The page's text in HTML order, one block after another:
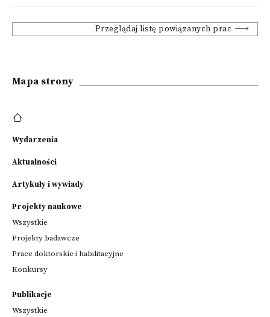
Przeglądaj listę powiązanych prac
Mapa strony
Wydarzenia
Aktualności
Artykuły i wywiady
Projekty naukowe
Wszystkie
Projekty badawcze
Prace doktorskie i habilitacyjne
Konkursy
Publikacje
Wszystkie